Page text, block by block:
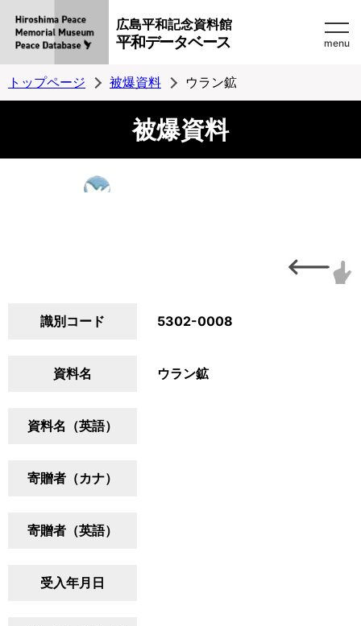
広島平和記念資料館
平和データベース menu
トップページ 被爆資料 ウラン鉱
被爆資料
識別コード 5302-0008
資料名 ウラン鉱
資料名（英語）
寄贈者（カナ）
寄贈者（英語）
受入年月日